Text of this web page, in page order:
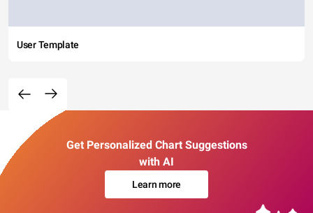
User Template
Get Personalized Chart Suggestions
with AI
Learn more